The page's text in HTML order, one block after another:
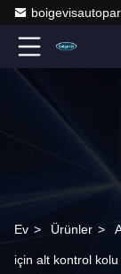
Ev > Ürünler >
için alt kontrol